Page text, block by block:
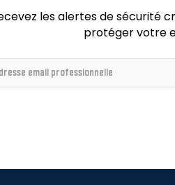
les alertes de sécurité
protéger votre